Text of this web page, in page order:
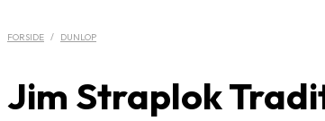
FORSIDE / DUNLOP
Jim Straplok